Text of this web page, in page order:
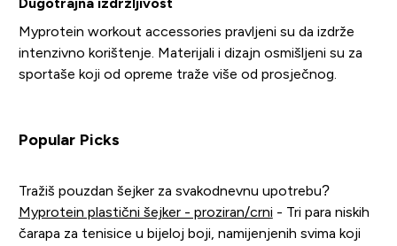
Myprotein workout accessories pravljeni su da izdrže
intenzivno korištenje. Materijali i dizajn osmišljeni su za
sportaše koji od opreme traže više od prosječnog.
Popular Picks
Tražiš pouzdan šejker za svakodnevnu upotrebu?
Myprotein plastični šejker - proziran/crni - Tri para niskih
čarapa za tenisice u bijeloj boji, namijenjenih svima koji